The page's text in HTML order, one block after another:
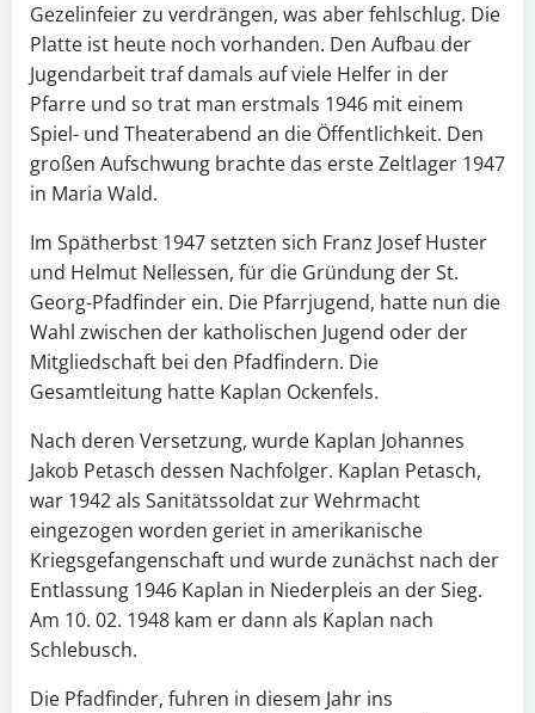
Gezelinfeier zu verdrängen, was aber fehlschlug. Die
Platte ist heute noch vorhanden. Den Aufbau der
Jugendarbeit traf damals auf viele Helfer in der
Pfarre und so trat man erstmals 1946 mit einem
Spiel- und Theaterabend an die Öffentlichkeit. Den
großen Aufschwung brachte das erste Zeltlager 1947
in Maria Wald.
Im Spätherbst 1947 setzten sich Franz Josef Huster
und Helmut Nellessen, für die Gründung der St.
Georg-Pfadfinder ein. Die Pfarrjugend, hatte nun die
Wahl zwischen der katholischen Jugend oder der
Mitgliedschaft bei den Pfadfindern. Die
Gesamtleitung hatte Kaplan Ockenfels.
Nach deren Versetzung, wurde Kaplan Johannes
Jakob Petasch dessen Nachfolger. Kaplan Petasch,
war 1942 als Sanitätssoldat zur Wehrmacht
eingezogen worden geriet in amerikanische
Kriegsgefangenschaft und wurde zunächst nach der
Entlassung 1946 Kaplan in Niederpleis an der Sieg.
Am 10. 02. 1948 kam er dann als Kaplan nach
Schlebusch.
Die Pfadfinder, fuhren in diesem Jahr ins